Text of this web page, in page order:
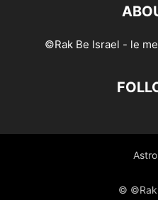
©Rak Be Israel - le
© ©Rak